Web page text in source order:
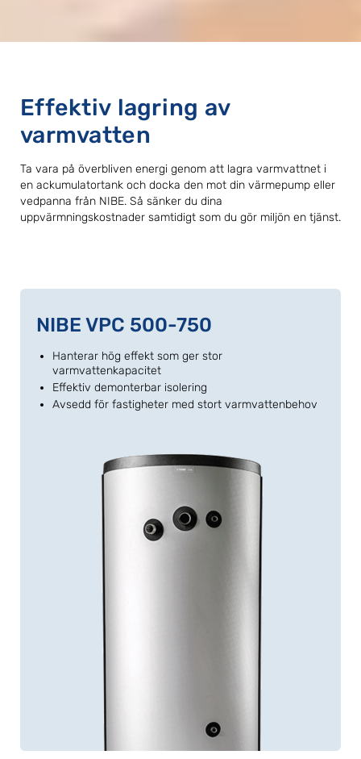
Effektiv lagring av
varmvatten
Ta vara på överbliven energi genom att lagra varmvattnet i
en ackumulatortank och docka den mot din värmepump eller
vedpanna från NIBE. Så sänker du dina
uppvärmningskostnader samtidigt som du gör miljön en tjänst.
NIBE VPC 500-750
Hanterar hög effekt som ger stor
varmvattenkapacitet
Effektiv demonterbar isolering
Avsedd för fastigheter med stort varmvattenbehov